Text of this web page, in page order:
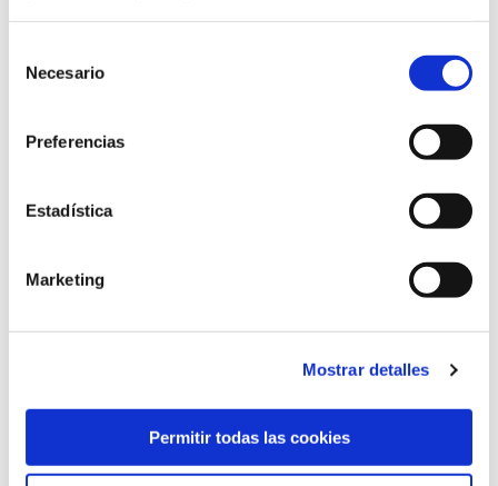
Necesario
Preferencias
Estadística
Marketing
Mostrar detalles
Permitir todas las cookies
XI OPPONENT
STARTERS
22 DOMINGOS DUARTE